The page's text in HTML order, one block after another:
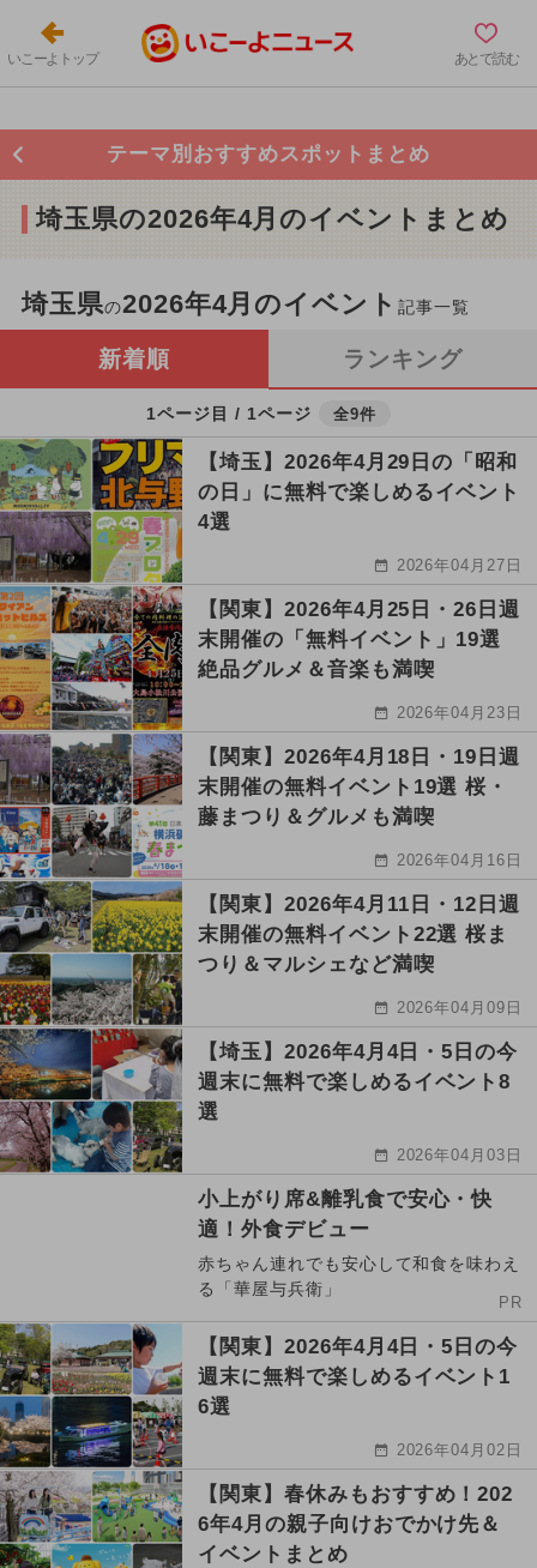
いこーよトップ あとで読む
テーマ別おすすめスポットまとめ
埼玉県の2026年4月のイベントまとめ
埼玉県の2026年4月のイベント記事一覧
新着順 ランキング
1ページ目 / 1ページ 全9件
【埼玉】2026年4月29日の「昭和
の日」に無料で楽しめるイベント
4選
2026年04月27日
【関東】2026年4月25日・26日週
末開催の「無料イベント」19選
絶品グルメ＆音楽も満喫
2026年04月23日
【関東】2026年4月18日・19日週
末開催の無料イベント19選 桜・
藤まつり＆グルメも満喫
2026年04月16日
【関東】2026年4月11日・12日週
末開催の無料イベント22選 桜ま
つり＆マルシェなど満喫
2026年04月09日
【埼玉】2026年4月4日・5日の今
週末に無料で楽しめるイベント8
選
2026年04月03日
小上がり席&離乳食で安心・快
適！外食デビュー
赤ちゃん連れでも安心して和食を味わえ
る「華屋与兵衛」
PR
【関東】2026年4月4日・5日の今
週末に無料で楽しめるイベント1
6選
2026年04月02日
【関東】春休みもおすすめ！202
6年4月の親子向けおでかけ先＆
イベントまとめ